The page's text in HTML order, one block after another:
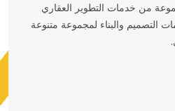
من خدمات التطوير العقاري
التصميم والبناء لمجموعة متنوعة